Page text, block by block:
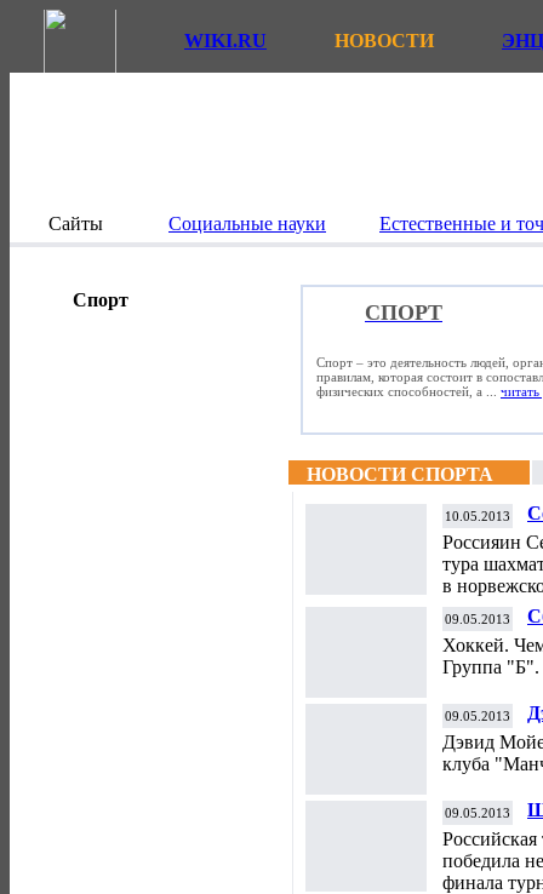
WIKI.RU НОВОСТИ
Сайты Социальные науки Естественные и
Спорт
СПОРТ
Спорт – это деятельность людей,
правилам, которая состоит в
физических способностей, а ... читать
НОВОСТИ СПОРТА
10.05.2013
Россияин
тура
в
09.05.2013
Хоккей.
Группа "Б".
09.05.2013
Дэвид
клуба
09.05.2013
победила
финала